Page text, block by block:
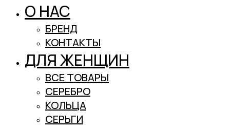
О НАС
БРЕНД
КОНТАКТЫ
ДЛЯ ЖЕНЩИН
ВСЕ ТОВАРЫ
СЕРЕБРО
КОЛЬЦА
СЕРЬГИ